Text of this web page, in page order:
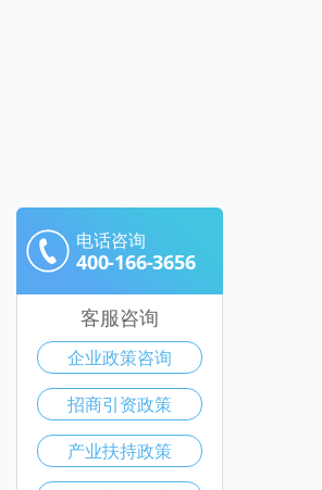
电话咨询
400-166-3656
客服咨询
企业政策咨询
招商引资政策
产业扶持政策